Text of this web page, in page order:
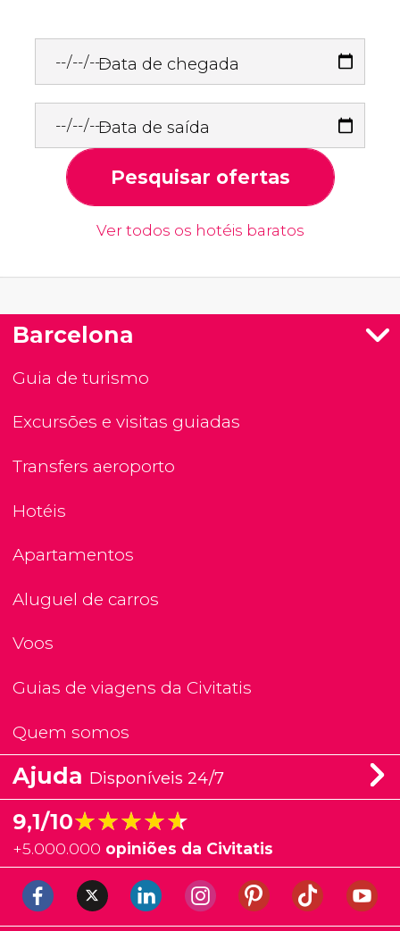
Data de chegada
Data de saída
Pesquisar ofertas
Ver todos os hotéis baratos
Barcelona
Guia de turismo
Excursões e visitas guiadas
Transfers aeroporto
Hotéis
Apartamentos
Aluguel de carros
Voos
Guias de viagens da Civitatis
Quem somos
Ajuda Disponíveis 24/7
9,1/10★★★★★
★★★★★
+5.000.000 opiniões da Civitatis